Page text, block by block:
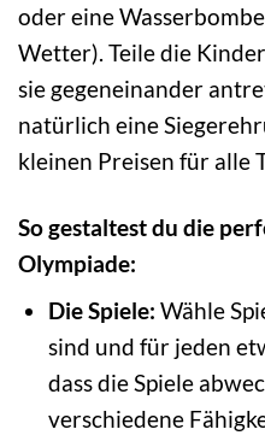
oder eine
Wetter). Teile die
sie gegeneinander
natürlich eine
kleinen Preisen für alle
So gestaltest du die
Olympiade:
Die Spiele: Wähle
sind und für jeden
dass die Spiele
verschiedene